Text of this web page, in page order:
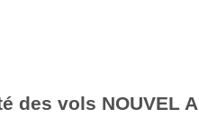
des vols NOUVEL